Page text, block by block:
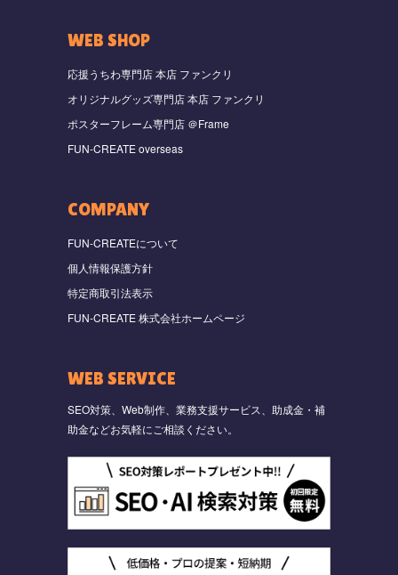
WEB SHOP
応援うちわ専門店 本店 ファンクリ
オリジナルグッズ専門店 本店 ファンクリ
ポスターフレーム専門店 ＠Frame
FUN-CREATE overseas
COMPANY
FUN-CREATEについて
個人情報保護方針
特定商取引法表示
FUN-CREATE 株式会社ホームページ
WEB SERVICE
SEO対策、Web制作、業務支援サービス、助成金・補
助金などお気軽にご相談ください。